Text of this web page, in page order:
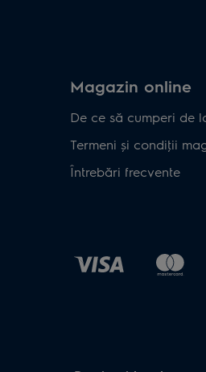
Magazin online
De ce să cumperi de
Termeni și condiţii
Întrebări frecvente